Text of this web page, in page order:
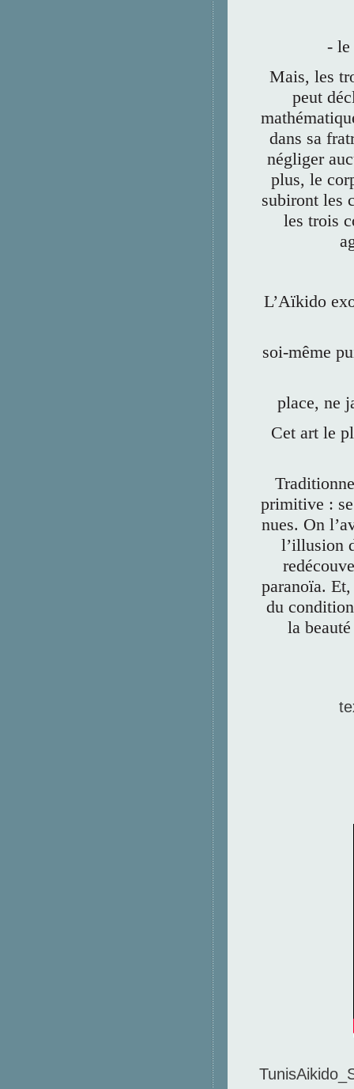
- le
Mais, les
peut
dans sa
négliger
plus, le
subiront les
les trois
L’Aïkido
soi-même
place, ne
Cet art le
primitive :
nues. On
l’illusion
paranoïa.
du
la